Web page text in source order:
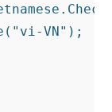
VN");